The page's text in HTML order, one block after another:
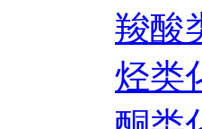
羧酸
烃类